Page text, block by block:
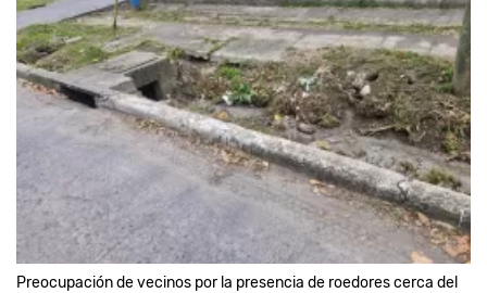
Preocupación de vecinos por la presencia de roedores cerca del